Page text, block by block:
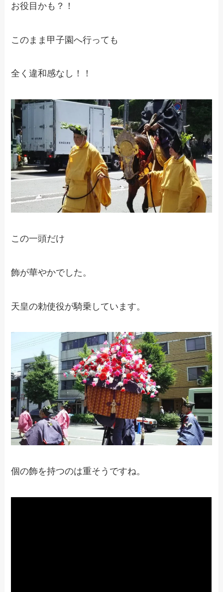
お役目かも？！
このまま甲子園へ行っても
全く違和感なし！！
この一頭だけ
飾が華やかでした。
天皇の勅使役が騎乗しています。
個の飾を持つのは重そうですね。